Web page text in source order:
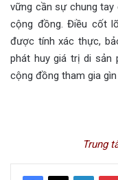
vững cần sự chung tay
cộng đồng. Điều cốt
được tính xác thực,
phát huy giá trị di sản
cộng đồng tham gia
Trung